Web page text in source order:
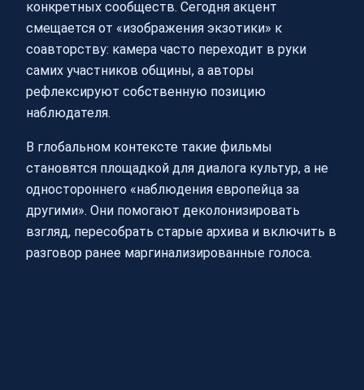
конкретных сообществ. Сегодня акцент
смещается от «изображения экзотики» к
соавторству: камера часто переходит в руки
самих участников общины, а авторы
рефлексируют собственную позицию
наблюдателя.
В глобальном контексте такие фильмы
становятся площадкой для диалога культур, а не
одностороннего «наблюдения европейца за
другими». Они помогают деколонизировать
взгляд, пересобрать старые архива и включить в
разговор ранее маргинализированные голоса.